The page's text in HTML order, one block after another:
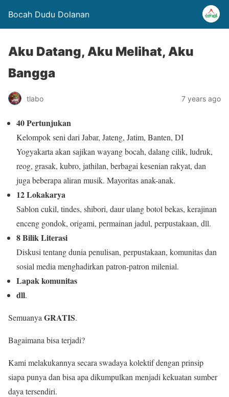
Bocah Dudu Dolanan
Aku Datang, Aku Melihat, Aku
Bangga
tlabo 7 years ago
40 Pertunjukan
Kelompok seni dari Jabar, Jateng, Jatim, Banten, DI
Yogyakarta akan sajikan wayang bocah, dalang cilik, ludruk,
reog, grasak, kubro, jathilan, berbagai kesenian rakyat, dan
juga beberapa aliran musik. Mayoritas anak-anak.
12 Lokakarya
Sablon cukil, tindes, shibori, daur ulang botol bekas, kerajinan
enceng gondok, origami, permainan jadul, perpustakaan, dll.
8 Bilik Literasi
Diskusi tentang dunia penulisan, perpustakaan, komunitas dan
sosial media menghadirkan patron-patron milenial.
Lapak komunitas
dll.
Semuanya GRATIS.
Bagaimana bisa terjadi?
Kami melakukannya secara swadaya kolektif dengan prinsip
siapa punya dan bisa apa dikumpulkan menjadi kekuatan sumber
daya tersendiri.